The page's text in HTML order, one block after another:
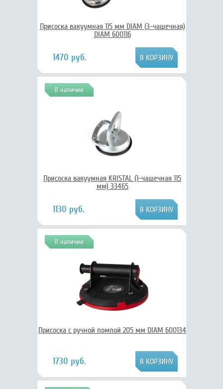
Присоска вакуумная 115 мм DIAM (3-чашечная)
DIAM 600116
1470 руб.
В наличии
Присоска вакуумная KRISTAL (1-чашечная 115
мм) 33465
1130 руб.
В наличии
Присоска с ручной помпой 205 мм DIAM 600134
1730 руб.